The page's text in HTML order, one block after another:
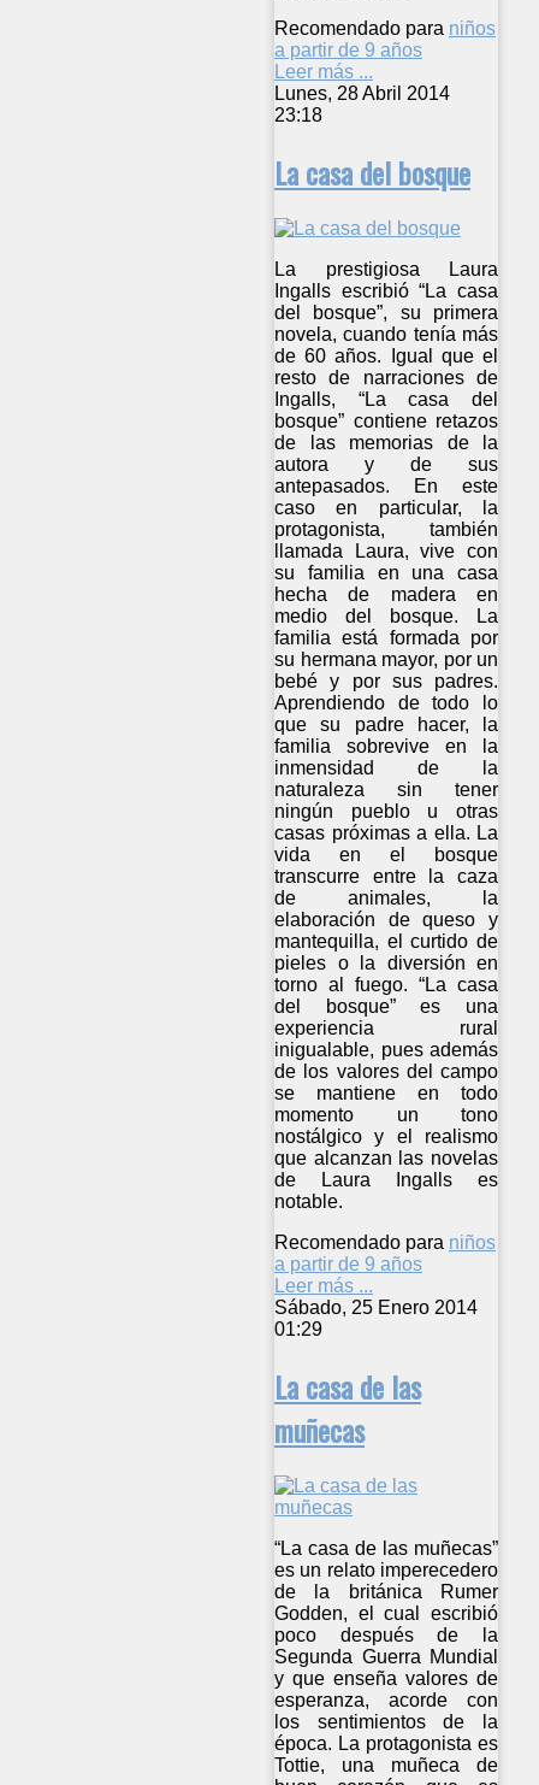
Recomendado para niños
a partir de 9 años
Leer más ...
Lunes, 28 Abril 2014
23:18
La casa del bosque
La prestigiosa Laura
Ingalls escribió “La casa
del bosque”, su primera
novela, cuando tenía más
de 60 años. Igual que el
resto de narraciones de
Ingalls, “La casa del
bosque” contiene retazos
de las memorias de la
autora y de sus
antepasados. En este
caso en particular, la
protagonista, también
llamada Laura, vive con
su familia en una casa
hecha de madera en
medio del bosque. La
familia está formada por
su hermana mayor, por un
bebé y por sus padres.
Aprendiendo de todo lo
que su padre hacer, la
familia sobrevive en la
inmensidad de la
naturaleza sin tener
ningún pueblo u otras
casas próximas a ella. La
vida en el bosque
transcurre entre la caza
de animales, la
elaboración de queso y
mantequilla, el curtido de
pieles o la diversión en
torno al fuego. “La casa
del bosque” es una
experiencia rural
inigualable, pues además
de los valores del campo
se mantiene en todo
momento un tono
nostálgico y el realismo
que alcanzan las novelas
de Laura Ingalls es
notable.
Recomendado para niños
a partir de 9 años
Leer más ...
Sábado, 25 Enero 2014
01:29
La casa de las
muñecas
“La casa de las muñecas”
es un relato imperecedero
de la británica Rumer
Godden, el cual escribió
poco después de la
Segunda Guerra Mundial
y que enseña valores de
esperanza, acorde con
los sentimientos de la
época. La protagonista es
Tottie, una muñeca de